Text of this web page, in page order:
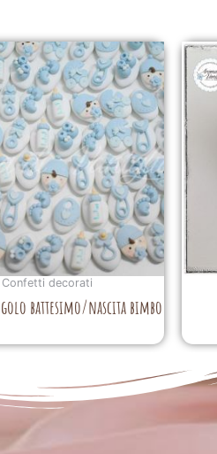
Confetti decorati
battesimo/nascita bimbo